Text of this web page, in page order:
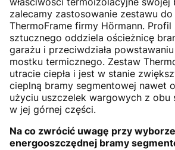
zalecamy zastosowanie zestawu
ThermoFrame firmy Hörmann.
sztucznego oddziela ościeżnicę
garażu i przeciwdziała
mostku termicznego. Zestaw
utracie ciepła i jest w stanie
cieplną bramy segmentowej nawet
użyciu uszczelek wargowych z obu
w jej górnej części.
Na co zwrócić uwagę przy wyborze
energooszczędnej bramy